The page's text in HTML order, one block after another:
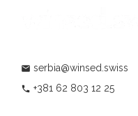
mail serbia@winsed.swiss
phone +381 62 803 12 25